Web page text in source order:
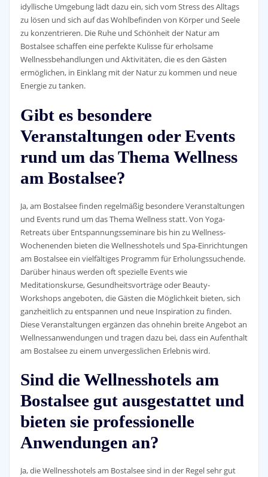
idyllische Umgebung lädt dazu ein, sich vom Stress des Alltags
zu lösen und sich auf das Wohlbefinden von Körper und Seele
zu konzentrieren. Die Ruhe und Schönheit der Natur am
Bostalsee schaffen eine perfekte Kulisse für erholsame
Wellnessbehandlungen und Aktivitäten, die es den Gästen
ermöglichen, in Einklang mit der Natur zu kommen und neue
Energie zu tanken.
Gibt es besondere
Veranstaltungen oder Events
rund um das Thema Wellness
am Bostalsee?
Ja, am Bostalsee finden regelmäßig besondere Veranstaltungen
und Events rund um das Thema Wellness statt. Von Yoga-
Retreats über Entspannungsseminare bis hin zu Wellness-
Wochenenden bieten die Wellnesshotels und Spa-Einrichtungen
am Bostalsee ein vielfältiges Programm für Erholungssuchende.
Darüber hinaus werden oft spezielle Events wie
Meditationskurse, Gesundheitsvorträge oder Beauty-
Workshops angeboten, die Gästen die Möglichkeit bieten, sich
ganzheitlich zu entspannen und neue Inspiration zu finden.
Diese Veranstaltungen ergänzen das ohnehin breite Angebot an
Wellnessanwendungen und tragen dazu bei, dass ein Aufenthalt
am Bostalsee zu einem unvergesslichen Erlebnis wird.
Sind die Wellnesshotels am
Bostalsee gut ausgestattet und
bieten sie professionelle
Anwendungen an?
Ja, die Wellnesshotels am Bostalsee sind in der Regel sehr gut